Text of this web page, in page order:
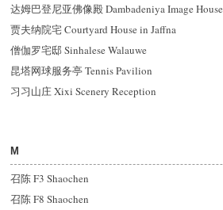
达姆巴登尼亚佛像殿 Dambadeniya Image House
贾夫纳院宅 Courtyard House in Jaffna
僧伽罗宅邸 Sinhalese Walauwe
昆塔网球服务亭 Tennis Pavilion
习习山庄 Xixi Scenery Reception
M
召陈 F3 Shaochen
召陈 F8 Shaochen